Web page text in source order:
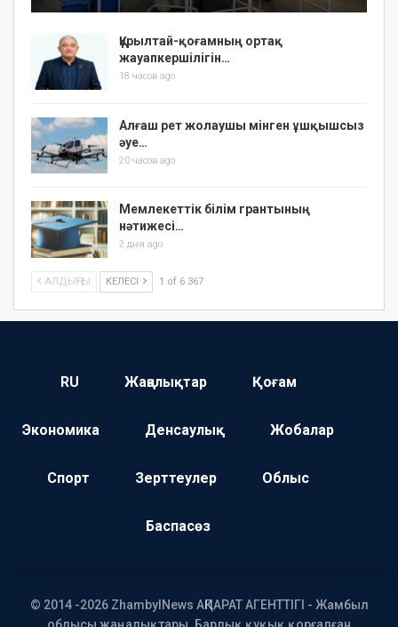
Құрылтай-қоғамның ортақ
жауапкершілігін…
18 часов ago
Алғаш рет жолаушы мінген ұшқышсыз
әуе…
20 часов ago
Мемлекеттік білім грантының
нәтижесі…
2 дня ago
АЛДЫҢҒЫ КЕЛЕСІ 1 of 6 367
RU Жаңалықтар Қоғам
Экономика Денсаулық Жобалар
Спорт Зерттеулер Облыс
Баспасөз
© 2014 -2026 ZhambylNews АҚПАРАТ АГЕНТТІГІ - Жамбыл